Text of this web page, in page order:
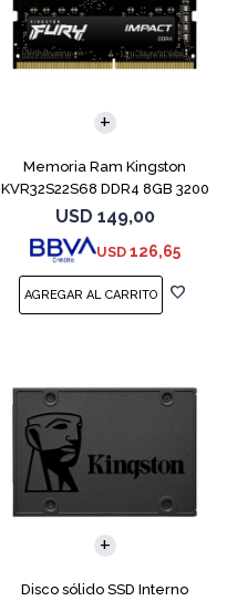
Memoria Ram Kingston
KVR32S22S68 DDR4 8GB 3200
MHz Sodimm
USD 149,00
USD 126,65
Disco sólido SSD Interno